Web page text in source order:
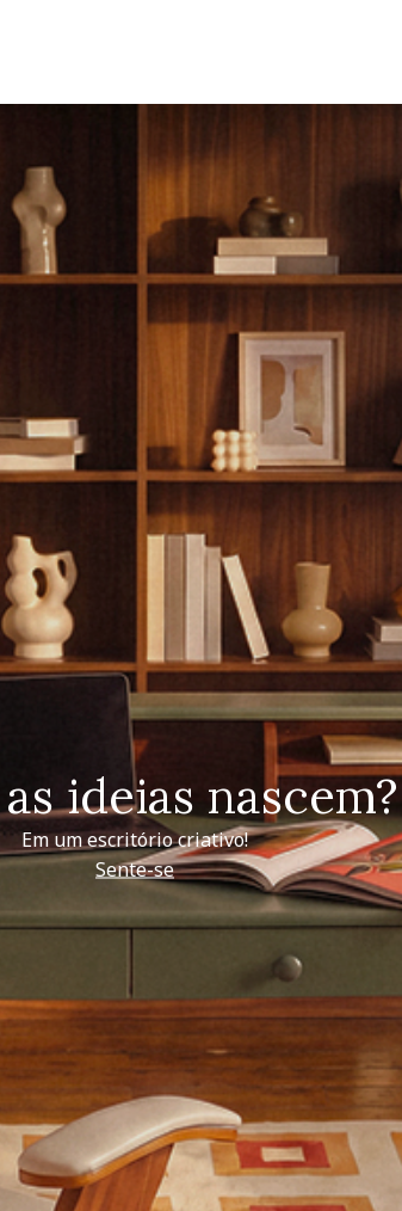
ideias nascem?
Em um escritório criativo!
Sente-se